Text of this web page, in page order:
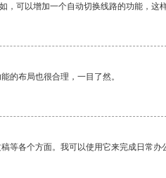
可以增加一个自动切换线路的功能，这
的布局也很合理，一目了然。
等各个方面。我可以使用它来完成日常办